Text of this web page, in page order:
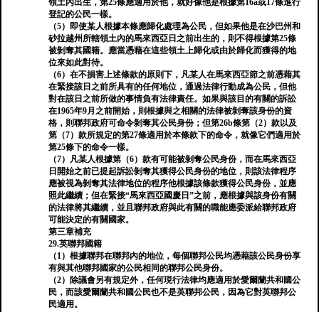
領土內出生，第25條應適用於他，就好像他是根據第16a或17條進行
登記的公民一樣。
（5）即使某人根據本條應歸化處理為公民，但如果他是在沙巴州和
砂拉越州所轄領土內的馬來西亞日之前出生的，則不得根據第25條
被剝奪其國籍。應當憑藉在這些領土上歸化或由於歸化而獲得的地
位來如此對待。
（6）在不損害上述條款的原則下，凡某人在馬來西亞節之前憑藉其
在緊接該日之前所具有的任何地位，通過法律行動成為公民，但他
對在該日之前所做的事情負有法律責任。如果與該目的有關的訴訟
在1965年9月之前開始，則根據與之相關的法律被剝奪該身份的資
格，則聯邦政府可命令剝奪其公民身份；但第26b條第（2）款以及
第（7）款所規定的第27條適用於本條款下的命令，就像它們適用於
第25條下的命令一樣。
（7）凡某人根據第（6）款有可能被剝奪公民身份，而在馬來西亞
日開始之前已提起訴訟剝奪其獲得公民身份的地位，則該法律程序
應被視為剝奪其法律地位的程序他根據該條款獲得公民身份，並應
照此繼續；但在緊接“馬來西亞國慶日”之前，應根據與該身份有關
的法律將其繼續，並且聯邦政府與此有關的職能應委派給聯邦政府
可能決定的有關國家。
第三章補充
29.英聯邦國籍
（1）根據聯邦在聯邦內的地位，每個聯邦公民均憑藉該公民身份享
有與其他聯邦國家的公民相同的聯邦公民身份。
（2）除議會另有規定外，任何現行法律均應適用於愛爾蘭共和國公
民，而該愛爾蘭共和國公民也不是英聯邦公民，因為它對英聯邦公
民適用。